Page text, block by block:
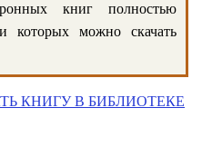
книг полностью
которых можно скачать
КНИГУ В БИБЛИОТЕКЕ